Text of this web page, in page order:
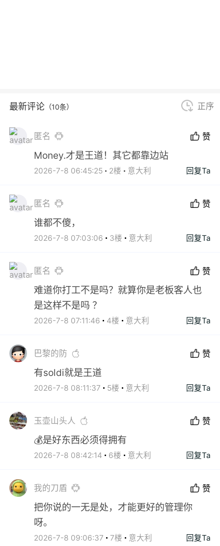
最新评论 （10条） 正序
匿名 赞
Money.才是王道！其它都靠边站
2026-7-8 06:45:25 2楼 意大利 回复Ta
匿名 赞
谁都不傻，
2026-7-8 07:03:06 3楼 意大利 回复Ta
匿名 赞
难道你打工不是吗？就算你是老板客人也
是这样不是吗 ？
2026-7-8 07:11:46 4楼 意大利 回复Ta
巴黎的防 赞
有soldi就是王道
2026-7-8 08:11:37 5楼 意大利 回复Ta
玉壶山头人 赞
💰是好东西必须得拥有
2026-7-8 08:42:14 6楼 意大利 回复Ta
我的刀盾 赞
把你说的一无是处，才能更好的管理你
呀。
2026-7-8 09:06:37 7楼 意大利 回复Ta